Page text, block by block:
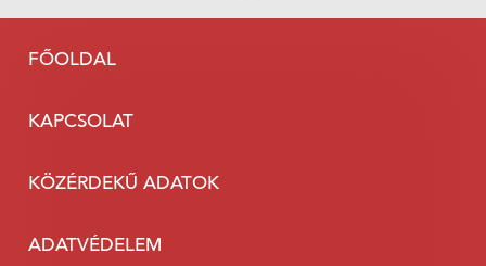
FŐOLDAL
KAPCSOLAT
KÖZÉRDEKŰ ADATOK
ADATVÉDELEM